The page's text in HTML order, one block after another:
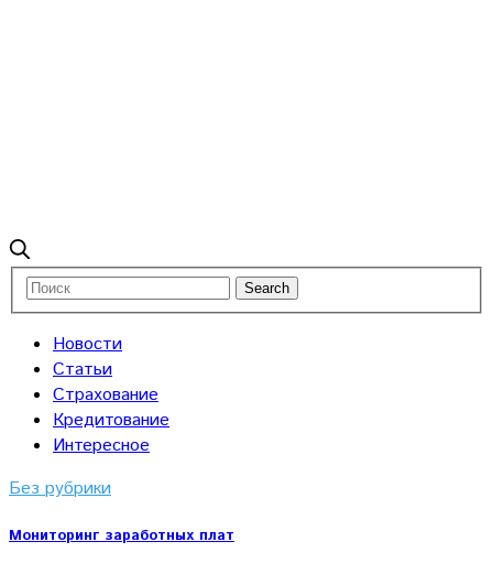
Новости
Статьи
Страхование
Кредитование
Интересное
Без рубрики
Мониторинг заработных плат